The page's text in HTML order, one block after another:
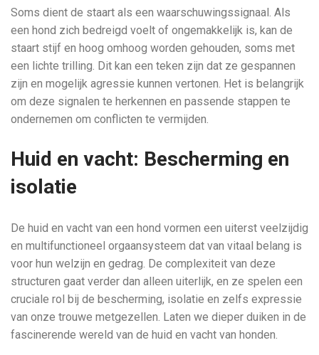
Soms dient de staart als een waarschuwingssignaal. Als
een hond zich bedreigd voelt of ongemakkelijk is, kan de
staart stijf en hoog omhoog worden gehouden, soms met
een lichte trilling. Dit kan een teken zijn dat ze gespannen
zijn en mogelijk agressie kunnen vertonen. Het is belangrijk
om deze signalen te herkennen en passende stappen te
ondernemen om conflicten te vermijden.
Huid en vacht: Bescherming en
isolatie
De huid en vacht van een hond vormen een uiterst veelzijdig
en multifunctioneel orgaansysteem dat van vitaal belang is
voor hun welzijn en gedrag. De complexiteit van deze
structuren gaat verder dan alleen uiterlijk, en ze spelen een
cruciale rol bij de bescherming, isolatie en zelfs expressie
van onze trouwe metgezellen. Laten we dieper duiken in de
fascinerende wereld van de huid en vacht van honden.